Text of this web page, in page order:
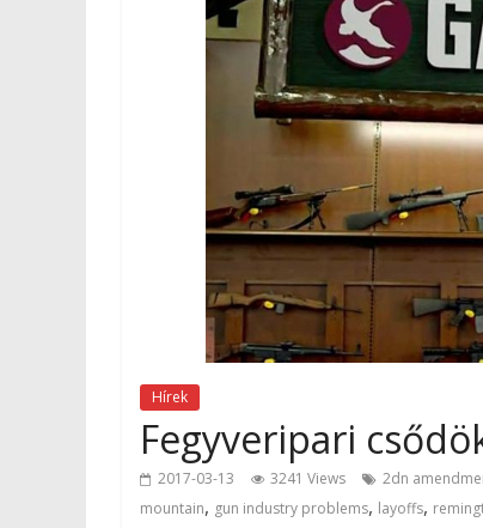
Hírek
Fegyveripari
2017-03-13 3241 Views 2dn
mountain, gun industry problems, layoffs,